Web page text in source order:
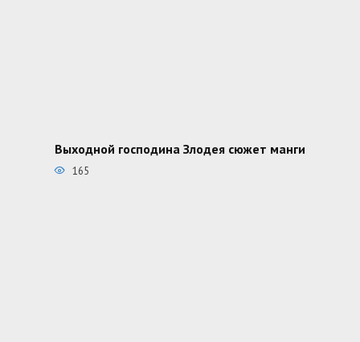
Выходной господина Злодея сюжет манги
165